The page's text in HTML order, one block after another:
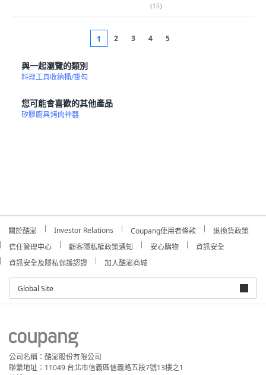
(15)
1 2 3 4 5
與一起瀏覽的類別
料理工具收納桶/掛勾
您可能會喜歡的其他產品
矽膠廚具烤肉神器
關於酷澎 Investor Relations Coupang使用者條款
退換貨政策
信任管理中心
顧客隱私權政策通知 安心購物
資訊安全
資訊安全及隱私保護認證
加入酷澎商城
Global Site
公司名稱：酷澎股份有限公司
聯繫地址：11049 台北市信義區信義路五段7號13樓之1